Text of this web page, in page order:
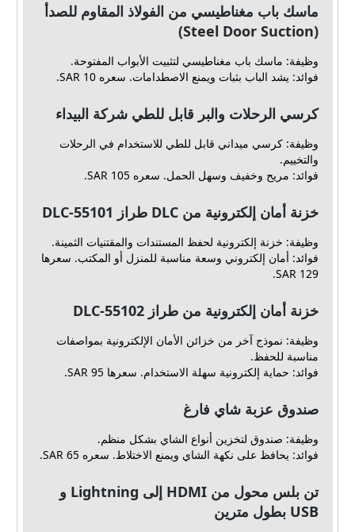
ماسك باب مغناطيسي من الفولاذ المقاوم للصدأ
(Steel Door Suction)
وظيفة: ماسك باب مغناطيسي لتثبيت الأبواب المفتوحة.
فوائد: يشد الباب بثبات ويمنع الاصطدامات. سعره 10 SAR.
كرسي الرحلات والبر قابل للطي شركة البيداء
وظيفة: كرسي ميداني قابل للطي للاستخدام في الرحلات
والتخييم.
فوائد: مريح وخفيف وسهل الحمل. سعره 105 SAR.
خزنة أمان إلكترونية من DLC طراز DLC-55101
وظيفة: خزنة إلكترونية لحفظ المستندات والمقتنيات الثمينة.
فوائد: أمان إلكتروني وسعة مناسبة للمنزل أو المكتب. سعرها
129 SAR.
خزنة أمان إلكترونية من طراز DLC-55102
وظيفة: نموذج آخر من خزائن الأمان الإلكترونية بمواصفات
مناسبة للحفظ.
فوائد: حماية إلكترونية سهلة الاستخدام. سعرها 95 SAR.
صندوق عزبة شاي فارغ
وظيفة: صندوق لتخزين أنواع الشاي بشكل منظم.
فوائد: يحافظ على نكهة الشاي ويمنع الاختلاط. سعره 65 SAR.
تن بلس محول من HDMI إلى Lightning و
USB بطول مترين